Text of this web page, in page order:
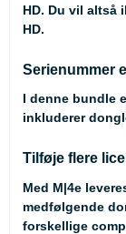
HD. Du vil altså
HD.
Serienummer
I denne bundle
inkluderer
Tilføje flere
Med M|4e
medfølgende
forskellige